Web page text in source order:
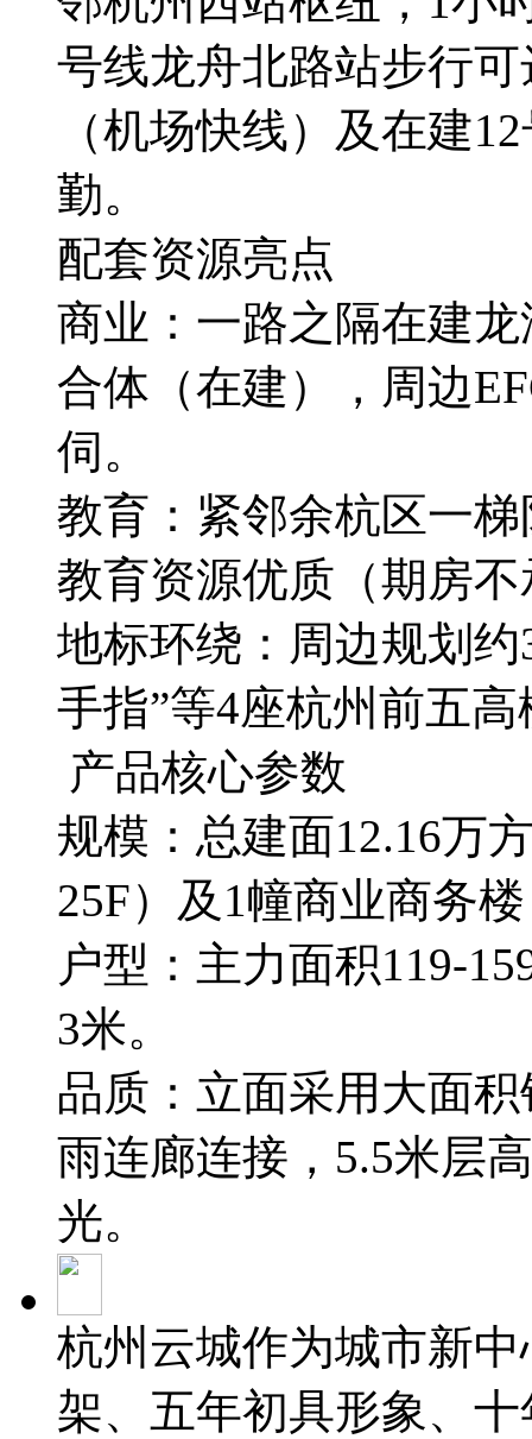
号线龙舟北路站步行
（机场快线）及在建
勤。
配套资源亮点
商业：一路之隔在建
合体（在建），周边
伺。
教育：紧邻余杭区一
教育资源优质（期房
地标环绕：周边规划约
手指”等4座杭州前五
产品核心参数
规模：总建面12.16万
25F）及1幢商业商务
户型：主力面积119-
3米。
品质：立面采用大面
雨连廊连接，5.5米层
光。
杭州云城作为城市新
架、五年初具形象、